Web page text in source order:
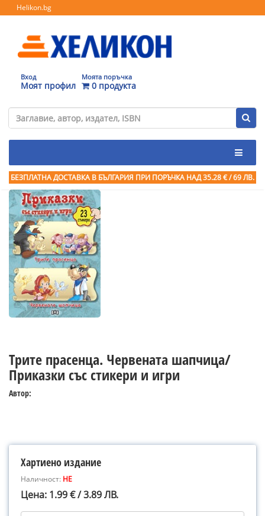
Helikon.bg
Вход
Моят профил
Моята поръчка
0 продукта
БЕЗПЛАТНА ДОСТАВКА В БЪЛГАРИЯ ПРИ ПОРЪЧКА НАД 35.28 € / 69 ЛВ.
Трите прасенца. Червената шапчица/
Приказки със стикери и игри
Автор:
Хартиено издание
Наличност: НЕ
Цена: 1.99 € / 3.89 ЛВ.